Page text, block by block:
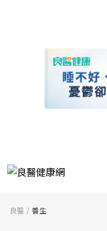
良醫 養生